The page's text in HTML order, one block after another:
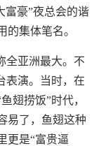
富豪”夜总会的谐
集体笔名。
全亚洲最大。不
表演。当时，在
翅捞饭”时代，
易了，鱼翅这种
更是“富贵逼